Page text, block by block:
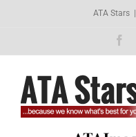
ATA Stars